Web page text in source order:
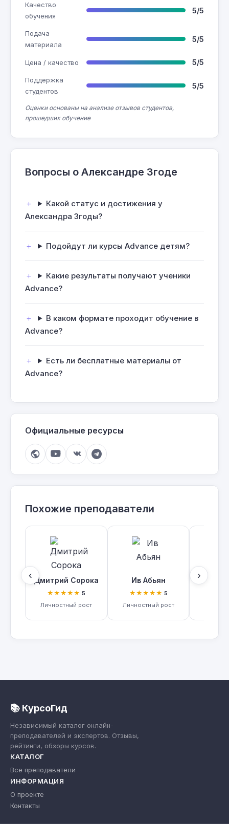
Качество
обучения
5/5
Подача
материала
5/5
Цена / качество 5/5
Поддержка
студентов
5/5
Оценки основаны на анализе отзывов студентов,
прошедших обучение
Вопросы о Александре Згоде
Какой статус и достижения у
Александра Згоды?
Подойдут ли курсы Advance детям?
Какие результаты получают ученики
Advance?
В каком формате проходит обучение в
Advance?
Есть ли бесплатные материалы от
Advance?
Официальные ресурсы
Похожие преподаватели
‹ Дмитрий Сорока
★★★★★ 5
Личностный рост
Ив Абьян
★★★★★ 5
Личностный рост
Игорь
›
📚 КурсоГид
Независимый каталог онлайн-
преподавателей и экспертов. Отзывы,
рейтинги, обзоры курсов.
КАТАЛОГ
Все преподаватели
ИНФОРМАЦИЯ
О проекте
Контакты